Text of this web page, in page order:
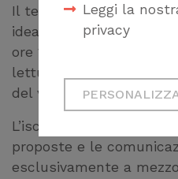
Leggi la
privacy
Cookie
Necessari
sito
Il termine ultimo per la
ideative è fissato per il
ore 14:00. Entro il
lettura della
del vincitore.
L’iscrizione al
proposte e le
esclusivamente a